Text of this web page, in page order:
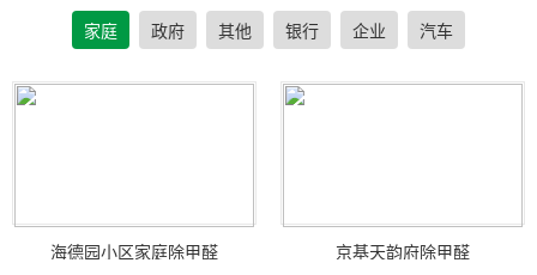
家庭
政府 其他 银行 企业 汽车
海德园小区家庭除甲醛 京基天韵府除甲醛